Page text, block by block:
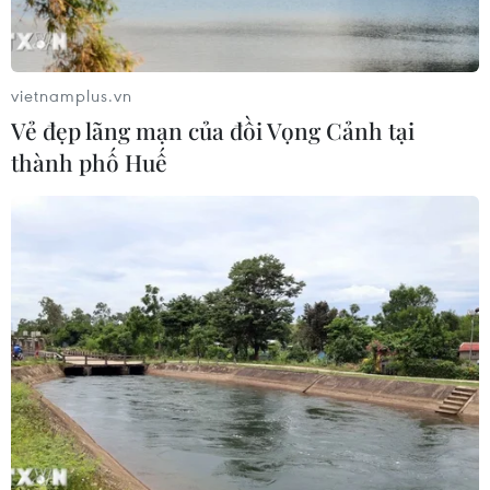
03/08/2026 09:21
Đội tuyển Việt Nam đặt mục
tiêu 3 điểm, cảnh báo Indonesia
trước giờ G
Xem thêm
CƠ QUAN CHỦ QUẢN: THÔNG TẤN XÃ VIỆT NAM
vietnamplus.vn
Vẻ đẹp lãng mạn của đồi Vọng Cảnh tại
thành phố Huế